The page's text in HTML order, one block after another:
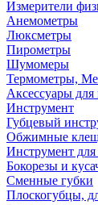
Измерители
Анемометры
Люксметры
Пирометры
Шумомеры
Термометры,
Аксессуары для
Инструмент
Губцевый
Обжимные
Инструмент
Бокорезы и
Сменные губки
Плоскогубцы,